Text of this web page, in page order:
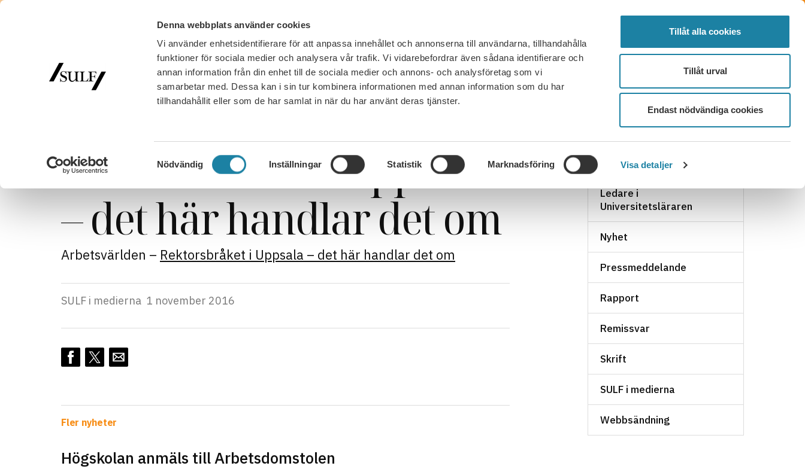
Denna webbplats använder cookies
Vi använder enhetsidentifierare för att anpassa innehållet och annonserna till användarna, tillhandahålla
funktioner för sociala medier och analysera vår trafik. Vi vidarebefordrar även sådana identifierare och
annan information från din enhet till de sociala medier och annons- och analysföretag som vi
samarbetar med. Dessa kan i sin tur kombinera informationen med annan information som du har
tillhandahållit eller som de har samlat in när du har använt deras tjänster.
Samtyckesval
Nödvändig Inställningar Statistik Marknadsföring Visa detaljer
Tillåt alla cookies
Tillåt urval
Endast nödvändiga cookies
FÖRTROENDEVALD LOGGA IN MENY
MEDLEMSKAP JOBB, LÖN OCH VILLKOR SULF TYCKER FRÅGOR OCH SVAR KONTAKT BLI MEDLEM
Rektorsbråket i Uppsala
– det här handlar det om
Arbetsvärlden – Rektorsbråket i Uppsala – det här handlar det om
SULF i medierna 1 november 2016
Fler nyheter
Högskolan anmäls till Arbetsdomstolen
NYHETSARKIV
Ledare i
Universitetsläraren
Nyhet
Pressmeddelande
Rapport
Remissvar
Skrift
SULF i medierna
Webbsändning